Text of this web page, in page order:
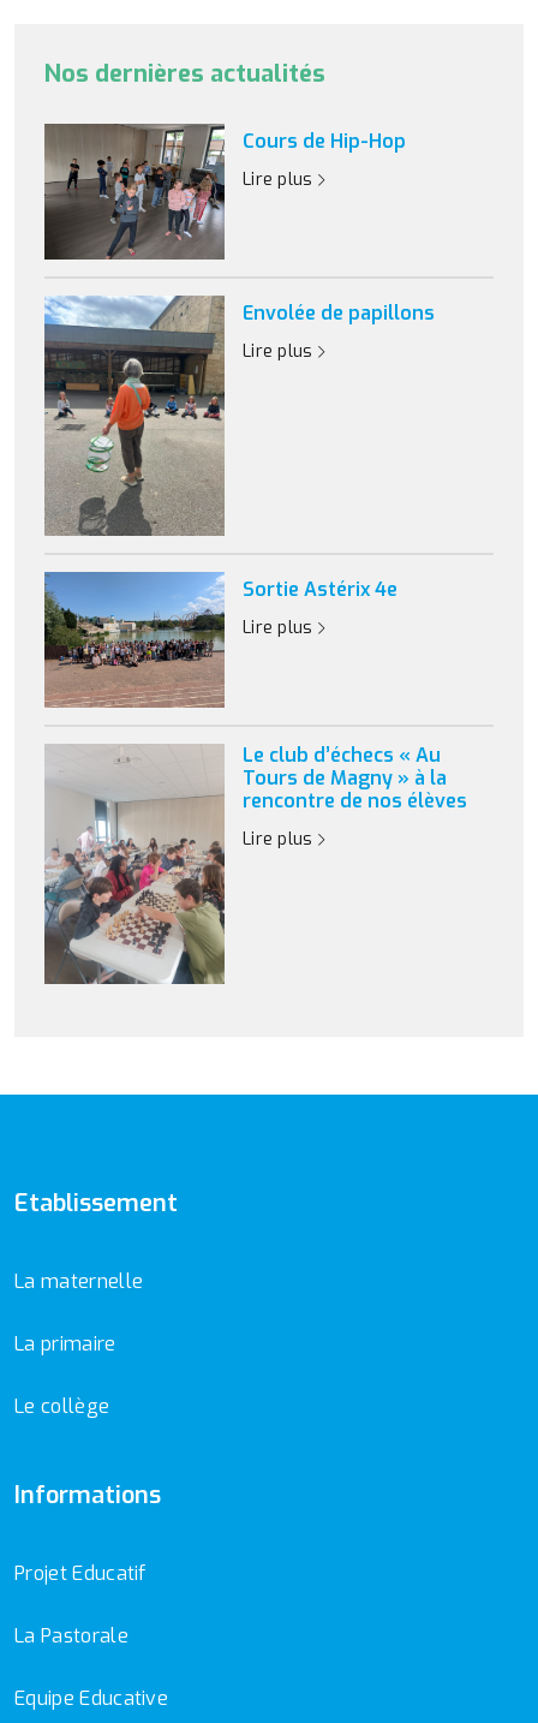
Nos dernières actualités
Cours de Hip-Hop
Lire plus
Envolée de papillons
Lire plus
Sortie Astérix 4e
Lire plus
Le club d’échecs « Au
Tours de Magny » à la
rencontre de nos élèves
Lire plus
Etablissement
La maternelle
La primaire
Le collège
Informations
Projet Educatif
La Pastorale
Equipe Educative